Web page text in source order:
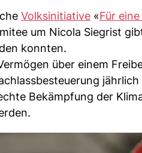
Volksinitiative «Für
um Nicola Siegrist
konnten.
über einem
Bekämpfung der